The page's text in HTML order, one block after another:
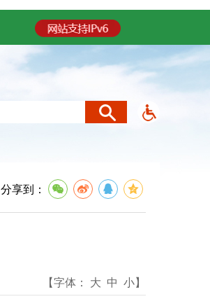
分享到：
【字体： 大 中 小】